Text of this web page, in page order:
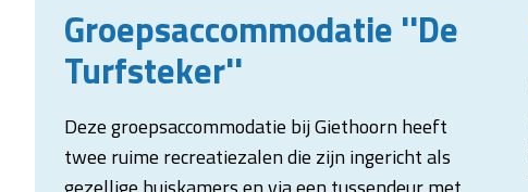
Groepsaccommodatie ''De
Turfsteker''
Deze groepsaccommodatie bij Giethoorn heeft
twee ruime recreatiezalen die zijn ingericht als